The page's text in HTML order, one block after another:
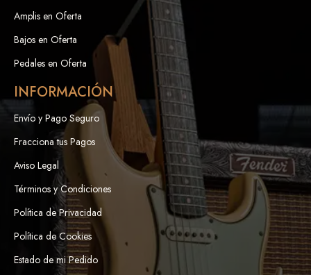
Amplis en Oferta
Bajos en Oferta
Pedales en Oferta
INFORMACIÓN
Envío y Pago Seguro
Fracciona tus Pagos
Aviso Legal
Términos y Condiciones
Política de Privacidad
Política de Cookies
Estado de mi Pedido